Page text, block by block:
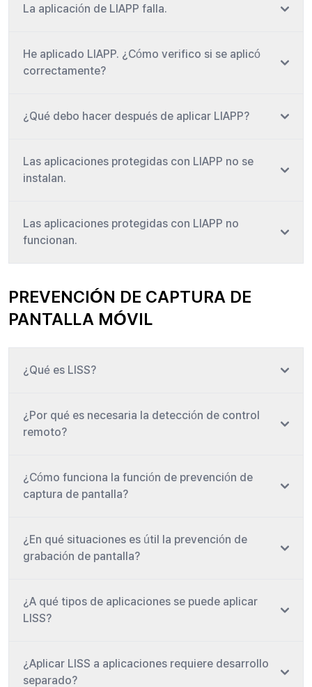
La aplicación de LIAPP falla.
He aplicado LIAPP. ¿Cómo verifico si se aplicó
correctamente?
¿Qué debo hacer después de aplicar LIAPP?
Las aplicaciones protegidas con LIAPP no se
instalan.
Las aplicaciones protegidas con LIAPP no
funcionan.
PREVENCIÓN DE CAPTURA DE
PANTALLA MÓVIL
¿Qué es LISS?
¿Por qué es necesaria la detección de control
remoto?
¿Cómo funciona la función de prevención de
captura de pantalla?
¿En qué situaciones es útil la prevención de
grabación de pantalla?
¿A qué tipos de aplicaciones se puede aplicar
LISS?
¿Aplicar LISS a aplicaciones requiere desarrollo
separado?